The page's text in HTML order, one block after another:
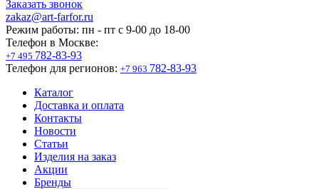
Заказать звонок
zakaz@art-farfor.ru
Режим работы: пн - пт c 9-00 до 18-00
Телефон в Москве:
+7 495 782-83-93
Телефон для регионов: +7 963 782-83-93
Каталог
Доставка и оплата
Контакты
Новости
Статьи
Изделия на заказ
Акции
Бренды